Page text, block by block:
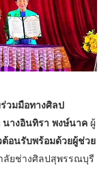
วมมือทางศิลป
างอินทิรา พงษ์นาคผู้
ต้อนรับพร้อมด้วยผู้ช่วย
ลัยช่างศิลปสุพรรณบุรี